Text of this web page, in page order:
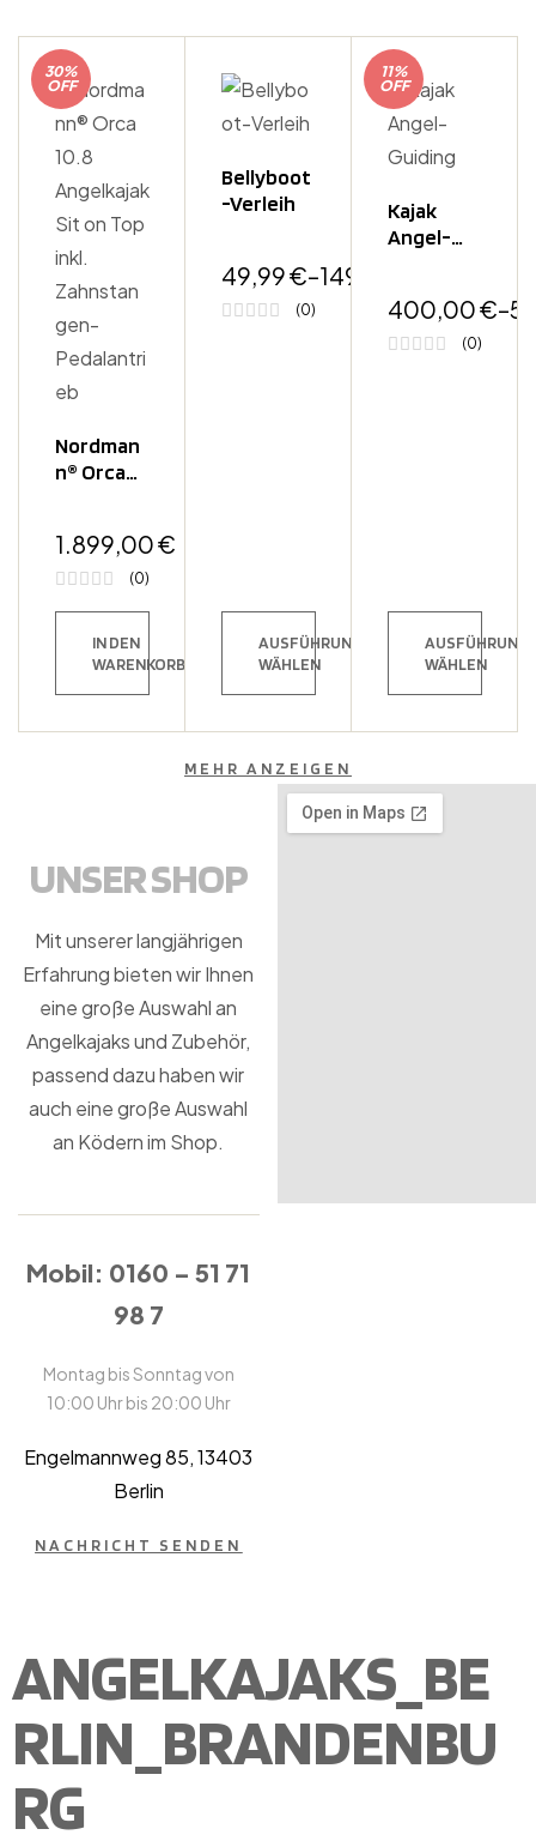
MEHR ANZEIGEN
30%
OFF
Nordman
N® Orca
K Sit On
Top Inkl.
Pedalantr
1.899,00€
(0)
IN DEN
WARENKORB
Bellyboot
-Verleih
49,99€–149,99
inkl.
(0)
AUSFÜHRUNG
WÄHLEN
11%
OFF
Kajak
Angel-
400,00€–
(0)
AUSFÜHRUNG
WÄHLEN
UNSER SHOP
Mit unserer langjährigen
Erfahrung bieten wir Ihnen
eine große Auswahl an
Angelkajaks und Zubehör,
passend dazu haben wir
auch eine große Auswahl
an Ködern im Shop.
Mobil: 0160 – 51 71
98 7
Montag bis Sonntag von
10:00 Uhr bis 20:00 Uhr
Engelmannweg 85,13403
Berlin
NACHRICHT SENDEN
ANGELKAJAKS_BE
RLIN_BRANDENBU
RG